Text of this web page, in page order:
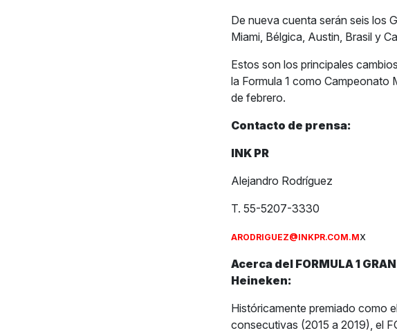
De nueva cuenta serán seis los
Miami, Bélgica, Austin, Brasil y
Estos son los principales
la Formula 1 como Campeonato
de febrero.
Contacto de prensa:
INK PR
Alejandro Rodríguez
T. 55-5207-3330
ARODRIGUEZ@INKPR.COM.Mx
Acerca del FORMULA 1
Heineken:
Históricamente premiado como
consecutivas (2015 a 2019), el